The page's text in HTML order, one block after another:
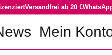
Versandfrei ab 20 €
Mein